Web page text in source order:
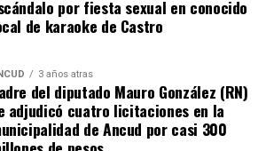
de 5 años.
interpretar el dictamen de
es cierto, permite nuevamente
la propiedad particular en el
viene con algunas
a ser más rigurosos en la
por fiesta sexual en conocido
de karaoke de Castro
3 años atras
del diputado Mauro González (RN)
adjudicó cuatro licitaciones en la
de Ancud por casi 300